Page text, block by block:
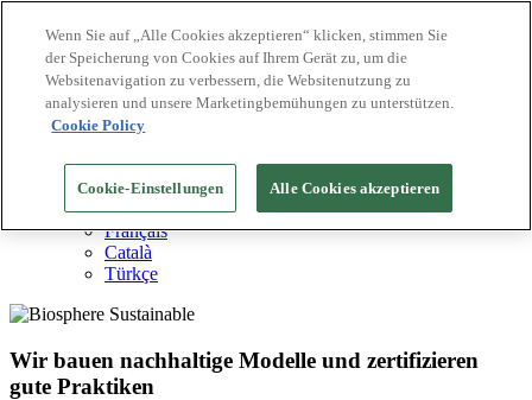
Biosphere Reiseziele
Biosphere Unternehmen
Wie wir bewerten
Über uns
English
Español
Português
Français
Català
Türkçe
Wir bauen nachhaltige Modelle und zertifizieren
gute Praktiken
Wenn Sie auf „Alle Cookies akzeptieren“ klicken, stimmen Sie
der Speicherung von Cookies auf Ihrem Gerät zu, um die
Websitenavigation zu verbessern, die Websitenutzung zu
analysieren und unsere Marketingbemühungen zu unterstützen.
Cookie Policy
Cookie-Einstellungen Alle Cookies akzeptieren